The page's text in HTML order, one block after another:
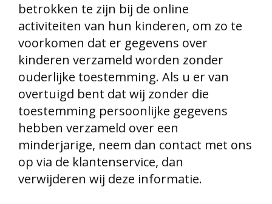
betrokken te zijn bij de online
activiteiten van hun kinderen, om zo te
voorkomen dat er gegevens over
kinderen verzameld worden zonder
ouderlijke toestemming. Als u er van
overtuigd bent dat wij zonder die
toestemming persoonlijke gegevens
hebben verzameld over een
minderjarige, neem dan contact met ons
op via de klantenservice, dan
verwijderen wij deze informatie.